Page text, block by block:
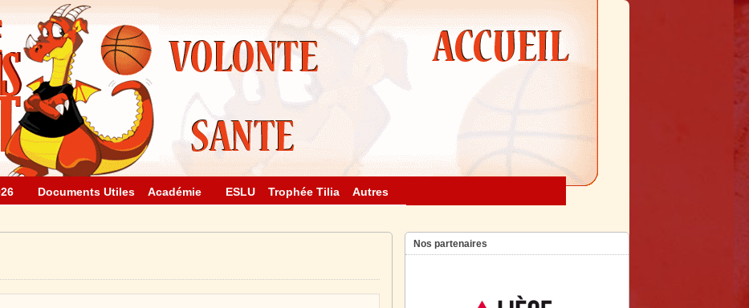
Documents Utiles Académie ESLU Trophée Tilia Autres
Nos partenaires